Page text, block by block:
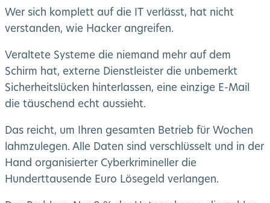
Wer sich komplett auf die IT verlässt, hat nicht
verstanden, wie Hacker angreifen.
Veraltete Systeme die niemand mehr auf dem
Schirm hat, externe Dienstleister die unbemerkt
Sicherheitslücken hinterlassen, eine einzige E-Mail
die täuschend echt aussieht.
Das reicht, um Ihren gesamten Betrieb für Wochen
lahmzulegen. Alle Daten sind verschlüsselt und in der
Hand organisierter Cyberkrimineller die
Hunderttausende Euro Lösegeld verlangen.